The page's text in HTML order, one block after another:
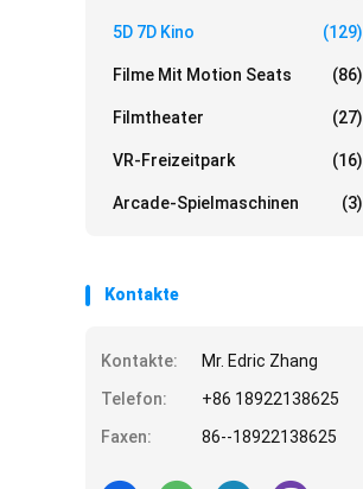
5D 7D Kino (129)
Filme Mit Motion Seats (86)
Filmtheater (27)
VR-Freizeitpark (16)
Arcade-Spielmaschinen (3)
Kontakte
Kontakte:
Mr. Edric Zhang
Telefon:
+86 18922138625
Faxen:
86--18922138625